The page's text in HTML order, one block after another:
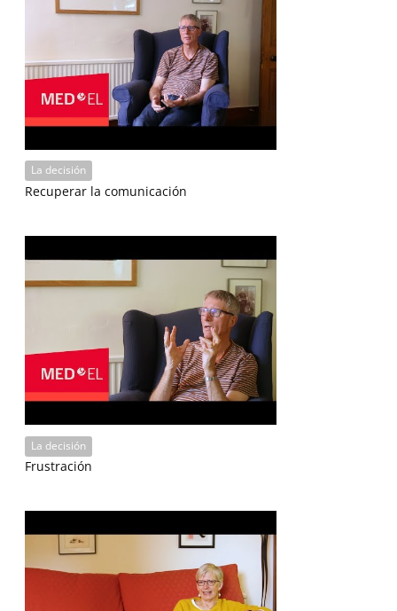
La decisión
Recuperar la comunicación
La decisión
Frustración